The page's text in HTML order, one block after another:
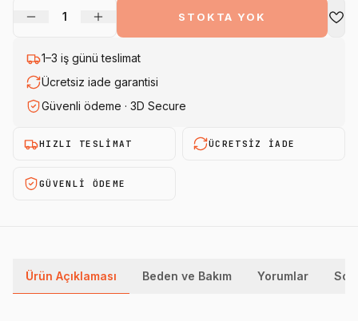
1 STOKTA YOK
1–3 iş günü teslimat
Ücretsiz iade garantisi
Güvenli ödeme · 3D Secure
HIZLI TESLIMAT ÜCRETSIZ IADE
GÜVENLI ÖDEME
Ürün Açıklaması Beden ve Bakım Yorumlar